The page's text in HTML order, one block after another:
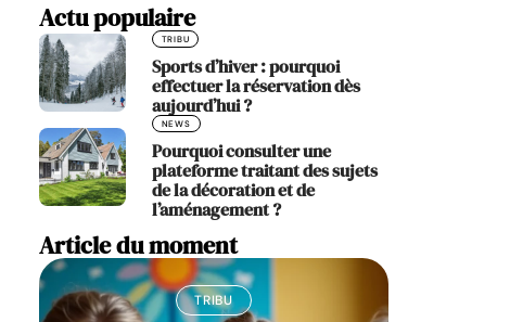
Actu populaire
TRIBU
Sports d’hiver : pourquoi
effectuer la réservation dès
aujourd’hui ?
NEWS
Pourquoi consulter une
plateforme traitant des sujets
de la décoration et de
l’aménagement ?
Article du moment
TRIBU